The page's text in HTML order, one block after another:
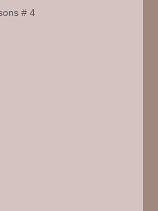
# 4